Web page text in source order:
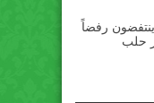
ينتفضون رفضاً
حلب